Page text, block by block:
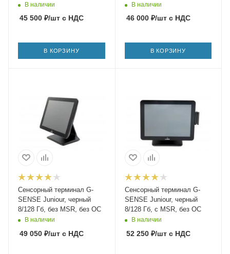
В наличии
45 500 ₽/шт с НДС
В КОРЗИНУ
В наличии
46 000₽/штс НДС
В КОРЗИНУ
Сенсорный терминал G-
SENSE Juniour, черный
8/128 Гб, без MSR, без ОС
В наличии
49 050 ₽/шт с НДС
Сенсорный терминал G-
SENSE Juniour, черный
8/128 Гб, с MSR, без ОС
В наличии
52 250₽/штс НДС